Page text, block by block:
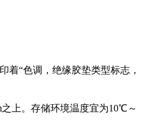
着“色调，绝缘胶垫类型标志，
上。存储环境温度宜为10℃～